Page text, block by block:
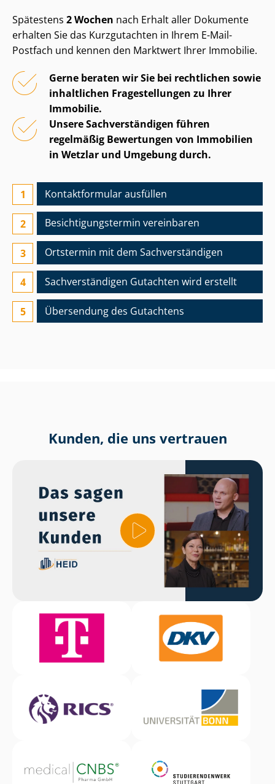
Spätestens 2 Wochen nach Erhalt aller Dokumente
erhalten Sie das Kurzgutachten in Ihrem E-Mail-
Postfach und kennen den Marktwert Ihrer Immobilie.
Gerne beraten wir Sie bei rechtlichen sowie
inhaltlichen Fragestellungen zu Ihrer
Immobilie.
Unsere Sach­ver­stän­di­gen führen
regelmäßig Bewertungen von Immobilien
in Wetzlar und Umgebung durch.
Kontaktformular ausfüllen
Besichtigungs­termin vereinbaren
Ortstermin mit dem Sach­ver­stän­di­gen
Sach­ver­stän­di­gen Gutachten wird erstellt
Übersendung des Gutachtens
Kunden, die uns vertrauen